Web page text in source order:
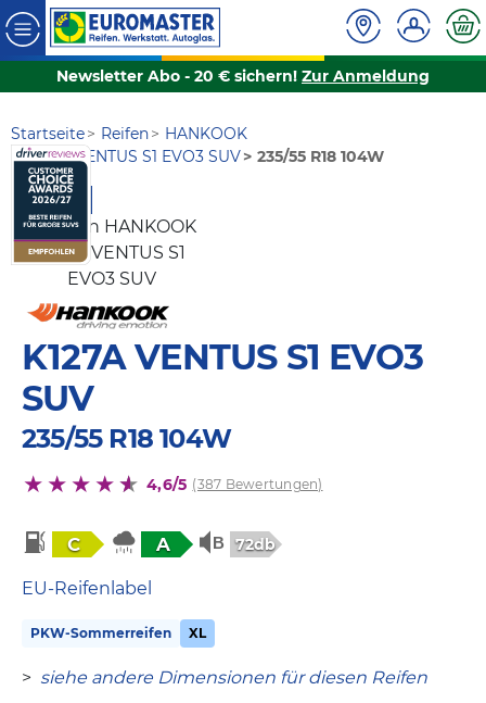
Newsletter Abo - 20 € sichern! Zur Anmeldung
Startseite Reifen
HANKOOK
K127A VENTUS S1 EVO3 SUV
235/55 R18 104W
AKTION
K127A VENTUS S1 EVO3
SUV
235/55 R18 104W
4,6/5 (387 Bewertungen)
C A 72db
EU-Reifenlabel
PKW-Sommerreifen XL
> siehe andere Dimensionen für diesen Reifen